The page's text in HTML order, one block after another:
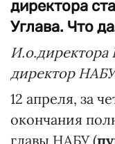
директора
Углава. Что
И.о.директора
директор
12 апреля, за
окончания
главы НАБУ (